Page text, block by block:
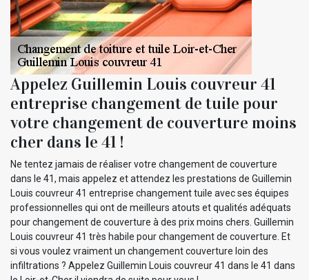
Appelez Guillemin Louis couvreur 41
entreprise changement de tuile pour
votre changement de couverture moins
cher dans le 41 !
Ne tentez jamais de réaliser votre changement de couverture
dans le 41, mais appelez et attendez les prestations de Guillemin
Louis couvreur 41 entreprise changement tuile avec ses équipes
professionnelles qui ont de meilleurs atouts et qualités adéquats
pour changement de couverture à des prix moins chers. Guillemin
Louis couvreur 41 très habile pour changement de couverture. Et
si vous voulez vraiment un changement couverture loin des
infiltrations ? Appelez Guillemin Louis couvreur 41 dans le 41 dans